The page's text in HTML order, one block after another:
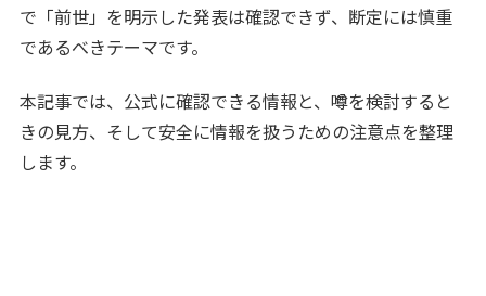
で「前世」を明示した発表は確認できず、断定には慎重
であるべきテーマです。
本記事では、公式に確認できる情報と、噂を検討すると
きの見方、そして安全に情報を扱うための注意点を整理
します。